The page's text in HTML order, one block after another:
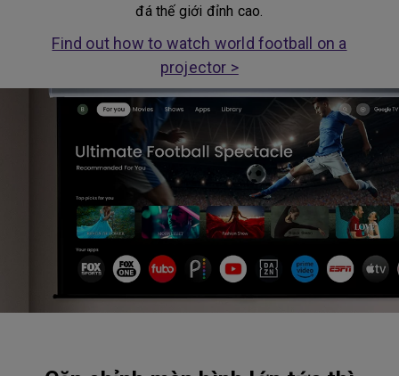
đá thế giới đỉnh cao.
Find out how to watch world football on a
projector >